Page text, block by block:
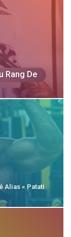
Rang De
Alias « Patati